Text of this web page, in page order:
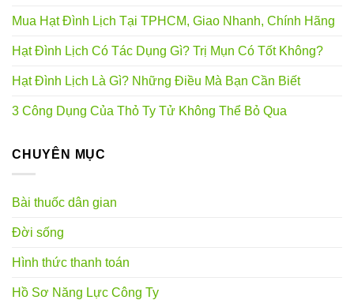
Mua Hạt Đình Lịch Tại TPHCM, Giao Nhanh, Chính Hãng
Hạt Đình Lịch Có Tác Dụng Gì? Trị Mụn Có Tốt Không?
Hạt Đình Lịch Là Gì? Những Điều Mà Bạn Cần Biết
3 Công Dụng Của Thỏ Ty Tử Không Thể Bỏ Qua
CHUYÊN MỤC
Bài thuốc dân gian
Đời sống
Hình thức thanh toán
Hồ Sơ Năng Lực Công Ty